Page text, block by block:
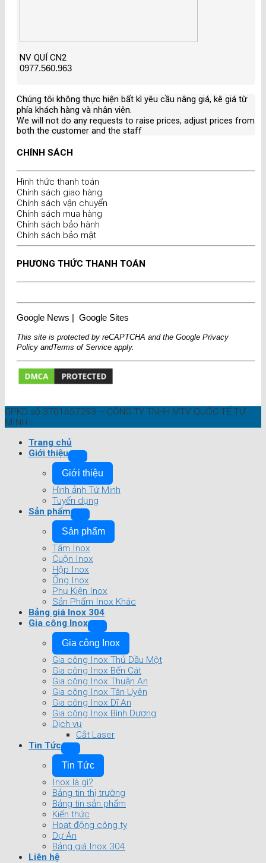
NV QUÍ CN2
0977.560.963
Chúng tôi không thực hiện bất kì yêu cầu nâng giá, kê giá từ
phía khách hàng và nhân viên.
We will not do any requests to raise prices, adjust prices from
both the customer and the staff
CHÍNH SÁCH
Hình thức thanh toán
Chính sách giao hàng
Chính sách vận chuyển
Chính sách mua hàng
Chính sách bảo hành
Chính sách bảo mật
PHƯƠNG THỨC THANH TOÁN
Google News | Google Sites
This site is protected by reCAPTCHA and the Google Privacy
Policy andTerms of Service apply.
GPKD số 3701657293 – CÔNG TY TNHH MTV QUỐC TẾ TỨ
MINH
Trang chủ
Giới thiệu
Giới thiệu
Hình ảnh Tứ Minh
Tuyển dụng
Sản phẩm
Sản phẩm
Tấm Inox
Cuộn Inox
Hộp Inox
Ống Inox
Phụ Kiện Inox
Sản Phẩm Inox Khác
Bảng giá Inox 304
Gia công Inox
Gia công Inox
Gia công Inox Thủ Dầu Một
Gia công Inox Bến Cát
Gia công Inox Thuận An
Gia công Inox Tân Uyên
Gia công Inox Dĩ An
Gia công Inox Bình Dương
Dịch vụ
Cắt Laser
Tin Tức
Tin Tức
Inox là gì?
Bảng tin thị trường
Bảng tin sản phẩm
Kiến thức
Hoạt động công ty
Dự Án
Bảng giá Inox 304
Liên hệ